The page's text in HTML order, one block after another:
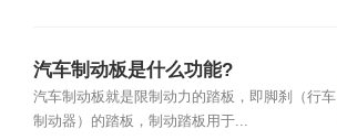
汽车制动板是什么功能?
汽车制动板就是限制动力的踏板，即脚刹（行车
制动器）的踏板，制动踏板用于...